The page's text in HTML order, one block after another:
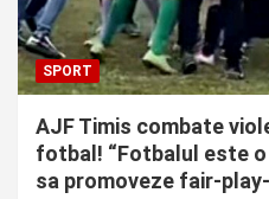
SPORT
AJF Timis combate
fotbal! “Fotbalul este
sa promoveze fair-